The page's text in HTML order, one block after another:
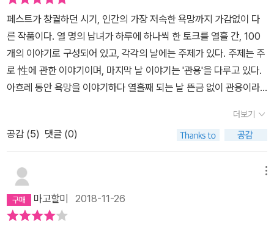
하기도 하지만, 이를 두고 도덕적 잣대를 들이대며 비난하거나 옮고
그름을 평가하지 않는다. 그저 화자들의 입을 빌려 이런 이야기들을
전하고 서로 의견을 주고받으며 웃고 즐긴다. 실제로 선악이 뚜렷하
게 구분하기 힘들 만큼 뒤얽혀 있고 보상과 처벌도 공정하게만 이루
어지지는 않는 현실을 반영한 것이다. 또 『데카메론』에서는 도덕적·
종교적 원칙을 고수하는 인물이 고리타분하게 그려지며 원칙보다 자
신의 선택을 믿고 모험을 택하는 인물에게 골탕을 먹는 경우가 심심
남편을 모른 체하고 자신을 납치한 해적을 남편으로 맞이하는 아내도
있다. 이는 육체적인 부분을 도외시하고 영혼의 구원만을 강조하던
중세적 가치에 정면으로 맞서는 것이며, 계급과 성의 굴레에서 벗어
나 자신의 운명을 개척하는 근대적 인간의 탄생을 예견하는 것이다.
페스트가 창궐하던 시기, 인간의 가장 저속한 욕망까지 가감없이 다
른 작품이다. 열 명의 남녀가 하루에 하나씩 한 토크를 열흘 간, 100
개의 이야기로 구성되어 있고, 각각의 날에는 주제가 있다. 주제는 주
로 性에 관한 이야기이며, 마지막 날 이야기는 '관용'을 다루고 있다.
아흐레 동안 욕망을 이야기하다 열흘째 되는 날 뜬금 없이 관용이라
을 싫어한다.)'가 '지옥'과 '연옥'에서 추악한 인간의 모습만을 다루다
'천국'에서 가장 고귀한 인간의 영혼을 묘사한 것을 연상시킨다. 그러
나 역시 보카치오가 이야기하려 했던 것은 이야기의 90%를 차지하
는 교훈이 아니라 인간의 평범한 욕망이 아닐까. 이 평범한 욕망은 수
것이 제한되기도 했다. 특히 인간의 모든 행위가 신에 귀속된 유럽 중
세에는 오죽했으랴. 한 여자와 두 남자의 동거를 다룬 에밀 졸라의 '목
더보기
공감 (5) 댓글 (0)
마고할미 2018-11-26